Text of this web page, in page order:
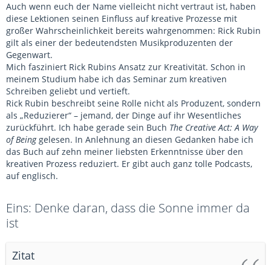
Auch wenn euch der Name vielleicht nicht vertraut ist, haben
diese Lektionen seinen Einfluss auf kreative Prozesse mit
großer Wahrscheinlichkeit bereits wahrgenommen: Rick Rubin
gilt als einer der bedeutendsten Musikproduzenten der
Gegenwart.
Mich fasziniert Rick Rubins Ansatz zur Kreativität. Schon in
meinem Studium habe ich das Seminar zum kreativen
Schreiben geliebt und vertieft.
Rick Rubin beschreibt seine Rolle nicht als Produzent, sondern
als „Reduzierer“ – jemand, der Dinge auf ihr Wesentliches
zurückführt. Ich habe gerade sein Buch The Creative Act: A Way
of Beinggelesen. In Anlehnung an diesen Gedanken habe ich
das Buch auf zehn meiner liebsten Erkenntnisse über den
kreativen Prozess reduziert. Er gibt auch ganz tolle Podcasts,
auf englisch.
Eins: Denke daran, dass die Sonne immer da
ist
Zitat